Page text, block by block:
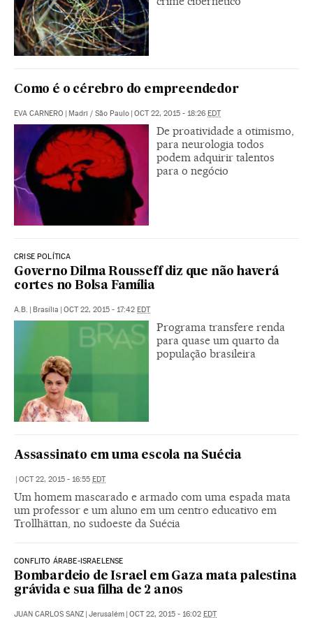
Como é o cérebro do empreendedor
EVA CARNERO Madri / São Paulo OCT 22, 2015 - 18:26 EDT
De proatividade a otimismo,
para neurologia todos
podem adquirir talentos
para o negócio
CRISE POLÍTICA
Governo Dilma Rousseff diz que não haverá
cortes no Bolsa Família
A.B. | Brasília | OCT 22, 2015 - 17:42 EDT
Programa transfere renda
para quase um quarto da
população brasileira
Assassinato em uma escola na Suécia
| OCT 22, 2015 - 16:55 EDT
Um homem mascarado e armado com uma espada mata
um professor e um aluno em um centro educativo em
Trollhättan, no sudoeste da Suécia
CONFLITO ÁRABE-ISRAELENSE
Bombardeio de Israel em Gaza mata palestina
grávida e sua filha de 2 anos
JUAN CARLOS SANZ | Jerusalém | OCT 22, 2015 - 16:02 EDT